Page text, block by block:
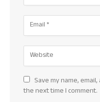
Save my name,
the next time I comment.